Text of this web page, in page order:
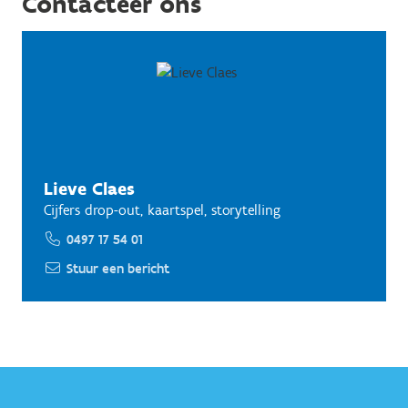
Lieve Claes
Cijfers drop-out, kaartspel, storytelling
0497 17 54 01
Stuur een bericht